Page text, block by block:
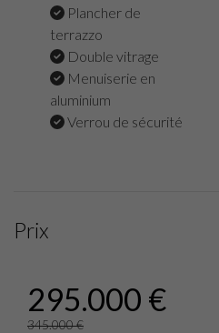
Plancher de
terrazzo
Double vitrage
Menuiserie en
aluminium
Verrou de sécurité
Prix
295.000 €
345.000 €